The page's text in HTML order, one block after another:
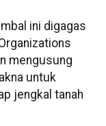
ini digagas
mengusung
untuk
jengkal tanah